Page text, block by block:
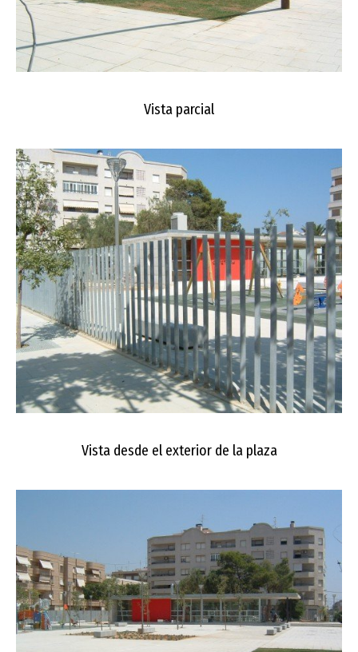
Vista parcial
Vista desde el exterior de la plaza